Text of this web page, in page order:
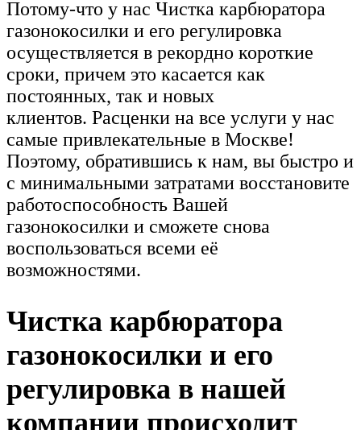
Потому-что у нас Чистка карбюратора
газонокосилки и его регулировка
осуществляется в рекордно короткие
сроки, причем это касается как
постоянных, так и новых
клиентов. Расценки на все услуги у нас
самые привлекательные в Москве!
Поэтому, обратившись к нам, вы быстро и
с минимальными затратами восстановите
работоспособность Вашей
газонокосилки и сможете снова
воспользоваться всеми её
возможностями.
Чистка карбюратора
газонокосилки и его
регулировка в нашей
компании происходит